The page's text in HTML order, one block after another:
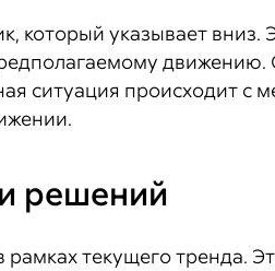
который указывает вниз.
движению.
ситуация происходит с
решений
текущего тренда.